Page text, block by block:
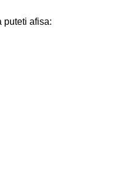
puteti afisa: